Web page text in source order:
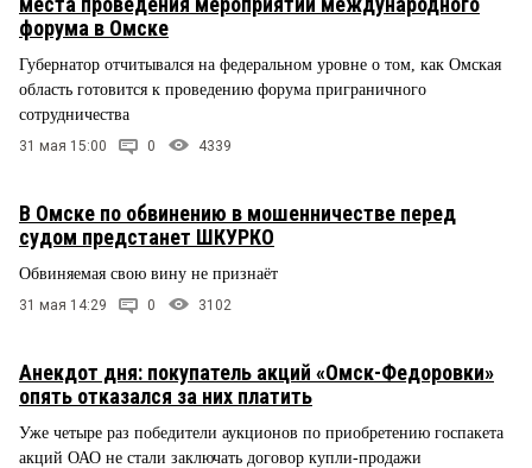
форума в Омске
Губернатор отчитывался на федеральном уровне о том, как Омская
область готовится к проведению форума приграничного
сотрудничества
31 мая 15:00 0 4339
В Омске по обвинению в мошенничестве перед
судом предстанет ШКУРКО
Обвиняемая свою вину не признаёт
31 мая 14:29 0 3102
Анекдот дня: покупатель акций «Омск-Федоровки»
опять отказался за них платить
Уже четыре раз победители аукционов по приобретению госпакета
акций ОАО не стали заключать договор купли-продажи